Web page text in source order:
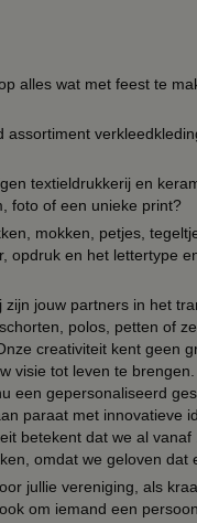
alles wat met feest te
textieldrukkerij en
foto of een unieke print?
mokken, petjes,
opdruk en het lettertype
jouw partners in het
polos, petten of
creativiteit kent geen
visie tot leven te
een gepersonaliseerd
paraat met innovatieve
betekent dat we al
omdat we geloven dat
jullie vereniging, als
om iemand een